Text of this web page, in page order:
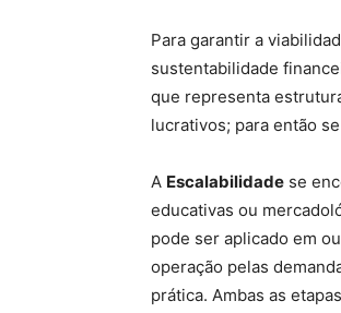
Para garantir a
sustentabilidade
que representa
lucrativos; para então
A Escalabilidade se
educativas ou
pode ser aplicado em
operação pelas
prática. Ambas as